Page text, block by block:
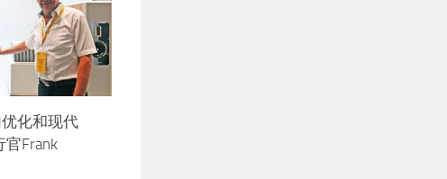
化和现代
Frank